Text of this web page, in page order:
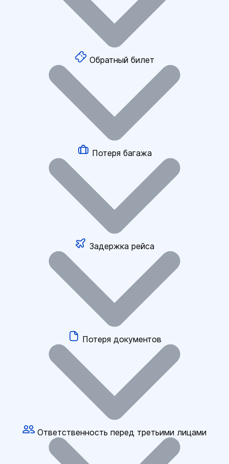
Обратный билет
Потеря багажа
Задержка рейса
Потеря документов
Ответственность перед третьими лицами